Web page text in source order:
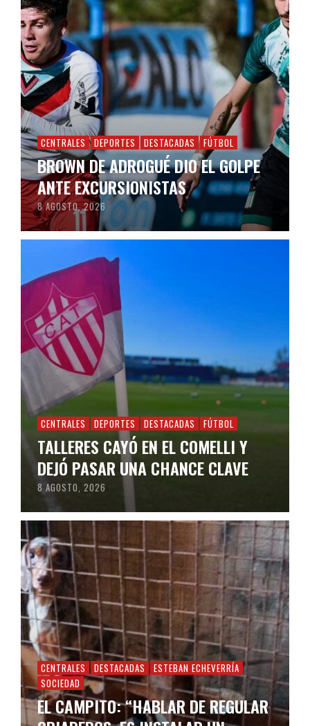
CENTRALES DEPORTES DESTACADAS FÚTBOL
BROWN DE ADROGUÉ DIO EL GOLPE
ANTE EXCURSIONISTAS
8 AGOSTO, 2026
CENTRALES DEPORTES DESTACADAS FÚTBOL
TALLERES CAYÓ EN EL COMELLI Y
DEJÓ PASAR UNA CHANCE CLAVE
8 AGOSTO, 2026
CENTRALES DESTACADAS
ESTEBAN ECHEVERRÍA
SOCIEDAD
EL CAMPITO: “HABLAR DE REGULAR